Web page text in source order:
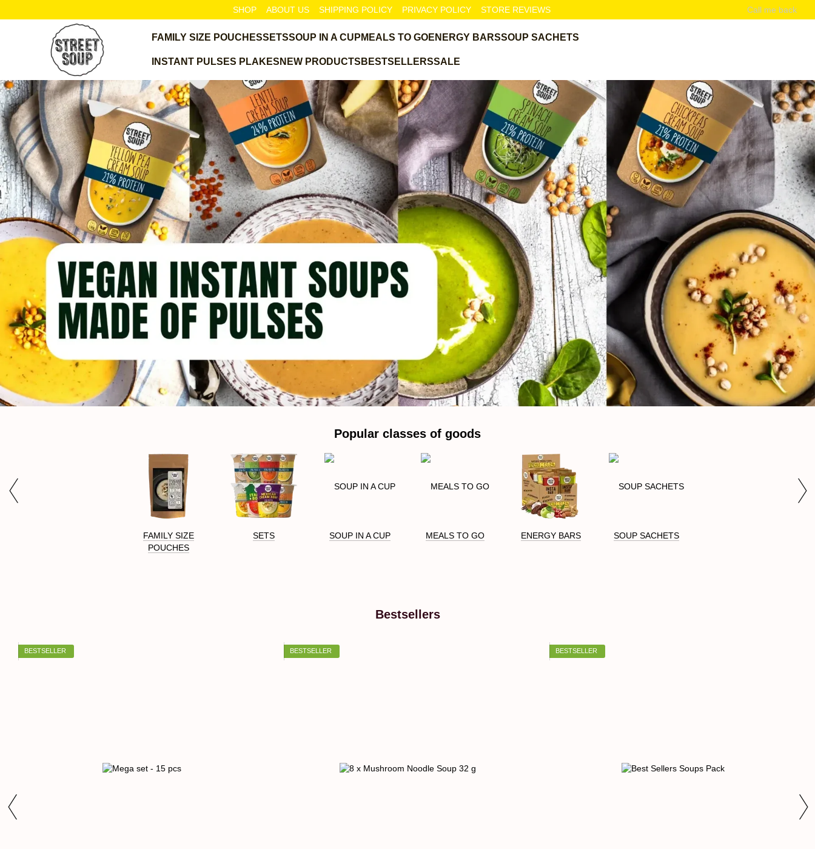
SHOP ABOUT US SHIPPING POLICY PRIVACY POLICY STORE REVIEWS Call me back
FAMILY SIZE POUCHESSETSSOUP IN A CUP MEALS TO GOENERGY BARSSOUP SACHETS
INSTANT PULSES PLAKES NEW PRODUCTS BESTSELLERSSALE
Popular classes of goods
FAMILY SIZE
POUCHES
SETS SOUP IN A CUP MEALS TO GO ENERGY BARS SOUP SACHETS
Bestsellers
BESTSELLER BESTSELLER BESTSELLER